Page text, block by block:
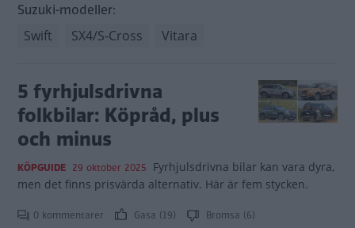
Suzuki-modeller:
Swift SX4/S-Cross Vitara
5 fyrhjulsdrivna
folkbilar: Köpråd, plus
och minus
KÖPGUIDE 29 oktober 2025 Fyrhjulsdrivna bilar kan vara dyra,
men det finns prisvärda alternativ. Här är fem stycken.
0 kommentarer Gasa (19) Bromsa (6)